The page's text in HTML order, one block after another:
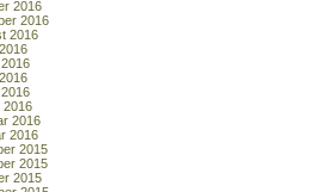
2016
2016
2016
2016
2016
2016
2015
2015
2015